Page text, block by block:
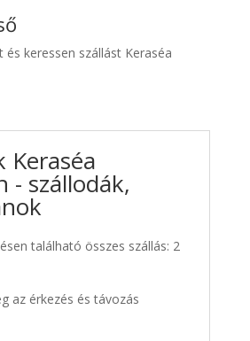
keressen szállást Keraséa
Keraséa
- szállodák,
található összes szállás: 2
az érkezés és távozás